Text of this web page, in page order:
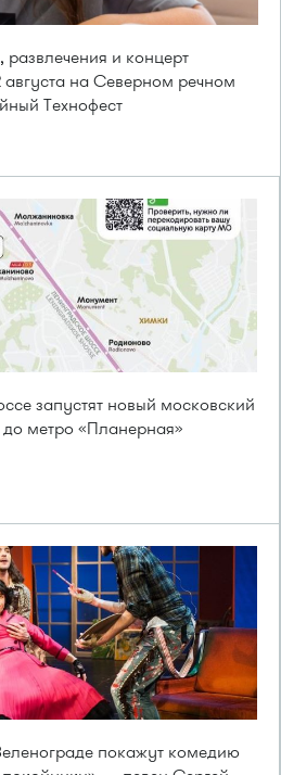
и концерт
на Северном речном
Технофест
запустят новый московский
метро «Планерная»
покажут комедию